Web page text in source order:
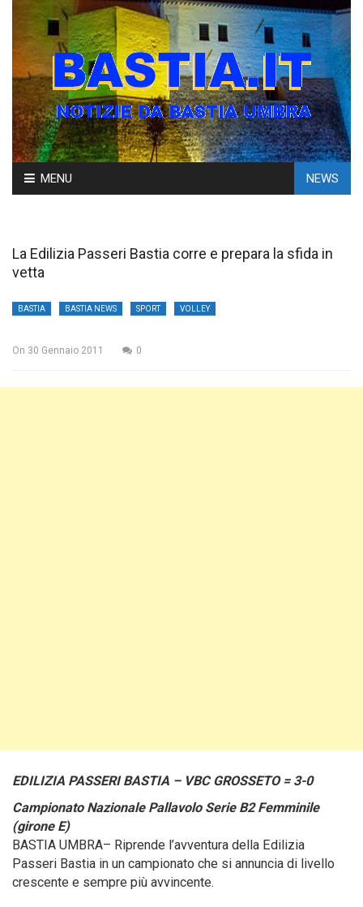
Skip
to
MENU NEWS
La Edilizia Passeri Bastia corre e prepara la sfida in
vetta
BASTIA BASTIA NEWS SPORT VOLLEY
On 30 Gennaio 2011 0
EDILIZIA PASSERI BASTIA – VBC GROSSETO = 3-0
Campionato Nazionale Pallavolo Serie B2 Femminile
(girone E)
BASTIA UMBRA– Riprende l’avventura della Edilizia
Passeri Bastia in un campionato che si annuncia di livello
crescente e sempre più avvincente.